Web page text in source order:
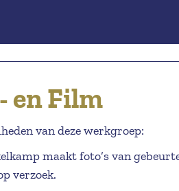
en Film
van deze werkgroep:
maakt foto’s van
verzoek.